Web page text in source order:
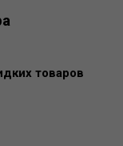
товаров